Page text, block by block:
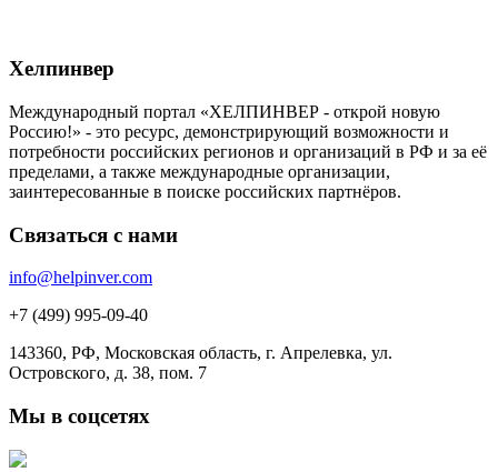
Хелпинвер
Международный портал «ХЕЛПИНВЕР - открой новую
Россию!» - это ресурс, демонстрирующий возможности и
потребности российских регионов и организаций в РФ и за её
пределами, а также международные организации,
заинтересованные в поиске российских партнёров.
Связаться с нами
info@helpinver.com
+7 (499) 995-09-40
143360, РФ, Московская область, г. Апрелевка, ул.
Островского, д. 38, пом. 7
Мы в соцсетях